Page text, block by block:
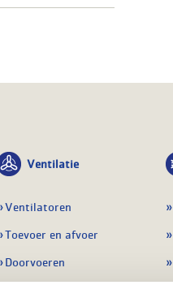
Ventilatie
Ventilatoren
Toevoer en afvoer
Doorvoeren